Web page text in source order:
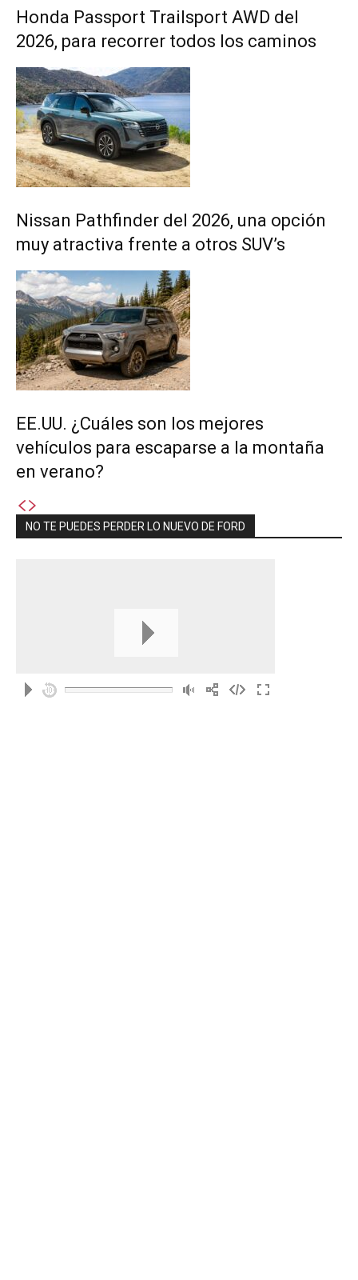
Honda Passport Trailsport AWD del
2026, para recorrer todos los caminos
Nissan Pathfinder del 2026, una opción
muy atractiva frente a otros SUV’s
EE.UU. ¿Cuáles son los mejores
vehículos para escaparse a la montaña
en verano?
NO TE PUEDES PERDER LO NUEVO DE FORD